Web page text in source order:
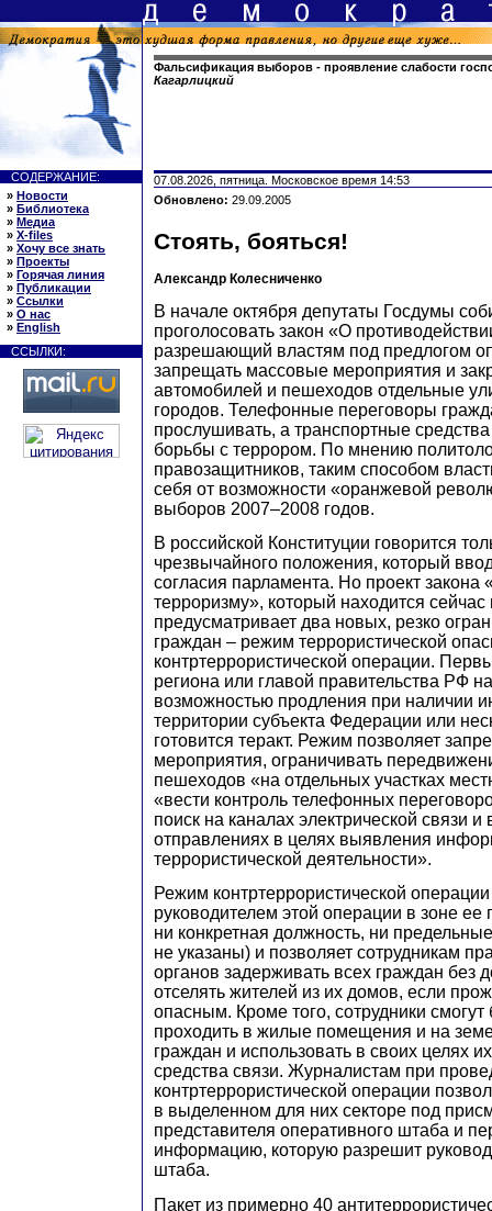
Фальсификация выборов - проявление слабости
Кагарлицкий
СОДЕРЖАНИЕ:
» Новости
» Библиотека
» Медиа
» X-files
» Хочу все знать
» Проекты
» Горячая линия
» Публикации
» Ссылки
» О нас
» English
ССЫЛКИ:
07.08.2026, пятница. Московское время 14:53
Обновлено: 29.09.2005
Стоять, бояться!
Александр Колесниченко
В начале октября депутаты Госдумы
проголосовать закон «О
разрешающий властям под предлогом
запрещать массовые мероприятия и
автомобилей и пешеходов отдельные
городов. Телефонные переговоры
прослушивать, а транспортные
борьбы с террором. По мнению
правозащитников, таким способом
себя от возможности «оранжевой
выборов 2007–2008 годов.
В российской Конституции говорится
чрезвычайного положения, который
согласия парламента. Но проект закона
терроризму», который находится
предусматривает два новых, резко
граждан – режим террористической
контртеррористической операции.
региона или главой правительства РФ
возможностью продления при наличии
территории субъекта Федерации или
готовится теракт. Режим позволяет
мероприятия, ограничивать
пешеходов «на отдельных участках
«вести контроль телефонных
поиск на каналах электрической связи и
отправлениях в целях выявления
террористической деятельности».
Режим контртеррористической
руководителем этой операции в зоне ее
ни конкретная должность, ни
не указаны) и позволяет сотрудникам
органов задерживать всех граждан без
отселять жителей из их домов, если
опасным. Кроме того, сотрудники смогут
проходить в жилые помещения и на
граждан и использовать в своих целях
средства связи. Журналистам при
контртеррористической операции
в выделенном для них секторе под
представителя оперативного штаба и
информацию, которую разрешит
штаба.
Пакет из примерно 40